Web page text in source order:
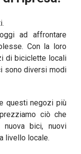
ad affrontare
Con la loro
di biciclette locali
sono diversi modi
questi negozi più
ciò che
bici, nuovi
livello locale.